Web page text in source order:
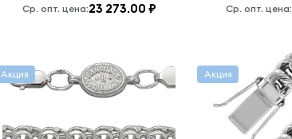
Ср. опт. цена:23 273.00 ₽ Ср. опт. цена:
Акция Акция